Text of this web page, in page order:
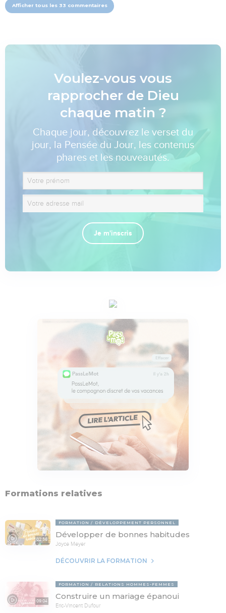
Afficher tous les 33 commentaires
Voulez-vous vous
rapprocher de Dieu
chaque matin ?
Chaque jour, découvrez le verset du
jour, la Pensée du Jour, les contenus
phares et les nouveautés.
Je m'inscris
Formations relatives
02:56
FORMATION DÉVELOPPEMENT PERSONNEL
Développer de bonnes habitudes
Joyce Meyer
DÉCOUVRIR LA FORMATION
09:04
FORMATION RELATIONS HOMMES-FEMMES
Construire un mariage épanoui
Eric-Vincent Dufour